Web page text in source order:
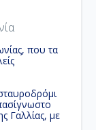
που τα
Γαλλίας, με